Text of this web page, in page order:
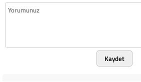
Kaydet